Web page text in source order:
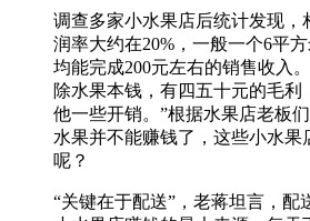
调查多家小水果店后统计发现，
润率大约在20%，一般一个6平
均能完成200元左右的销售收入
除水果本钱，有四五十元的毛
他一些开销。”根据水果店老板
水果并不能赚钱了，这些小水果
呢？
“关键在于配送”，老蒋坦言，配